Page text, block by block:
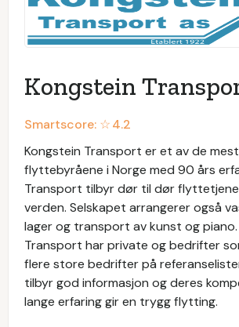
Kongstein
Smartscore: ☆4.2
Kongstein Transport er et av de
flyttebyråene i Norge med 90 års
Transport tilbyr dør til dør
verden. Selskapet arrangerer også
lager og transport av kunst og piano.
Transport har private og bedrifter
flere store bedrifter på
tilbyr god informasjon og deres
lange erfaring gir en trygg flytting.